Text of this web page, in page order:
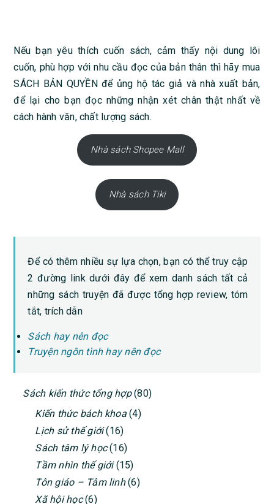
Nếu bạn yêu thích cuốn sách, cảm thấy nội dung lôi
cuốn, phù hợp với nhu cầu đọc của bản thân thì hãy mua
SÁCH BẢN QUYỀN để ủng hộ tác giả và nhà xuất bản,
để lại cho bạn đọc những nhận xét chân thật nhất về
cách hành văn, chất lượng sách.
Nhà sách Shopee Mall
Nhà sách Tiki
Để có thêm nhiều sự lựa chọn, bạn có thể truy cập
2 đường link dưới đây để xem danh sách tất cả
những sách truyện đã được tổng hợp review, tóm
tắt, trích dẫn
Sách hay nên đọc
Truyện ngôn tình hay nên đọc
PRIMARY
SIDEBAR
Sách kiến thức tổng hợp(80)
Kiến thức bách khoa(4)
Lịch sử thế giới(16)
Sách tâm lý học(16)
Tầm nhìn thế giới(15)
Tôn giáo – Tâm linh(6)
Xã hội học(6)